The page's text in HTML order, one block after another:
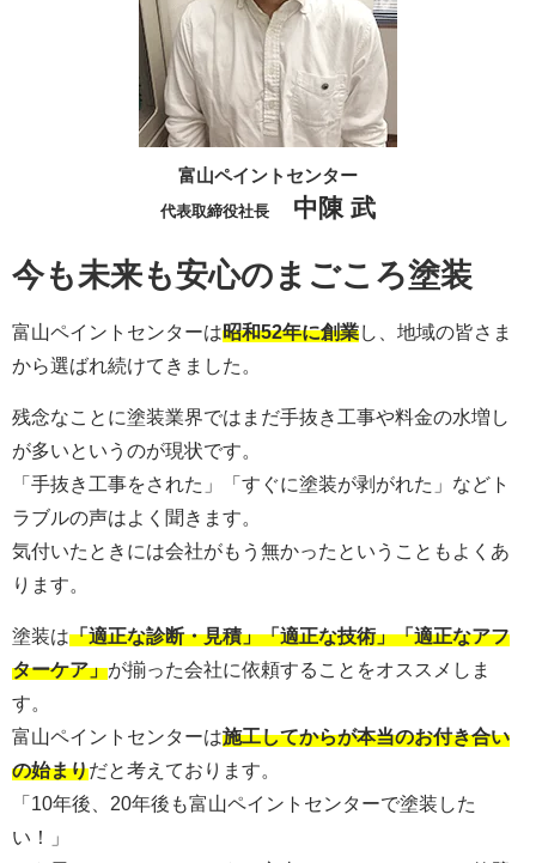
富山ペイントセンター
代表取締役社長 中陳 武
今も未来も安心のまごころ塗装
富山ペイントセンターは昭和52年に創業し、地域の皆さま
から選ばれ続けてきました。
残念なことに塗装業界ではまだ手抜き工事や料金の水増し
が多いというのが現状です。
「手抜き工事をされた」「すぐに塗装が剥がれた」などト
ラブルの声はよく聞きます。
気付いたときには会社がもう無かったということもよくあ
ります。
塗装は「適正な診断・見積」「適正な技術」「適正なアフ
ターケア」が揃った会社に依頼することをオススメしま
す。
富山ペイントセンターは施工してからが本当のお付き合い
の始まりだと考えております。
「10年後、20年後も富山ペイントセンターで塗装した
い！」